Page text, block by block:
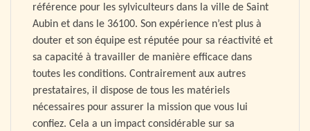
référence pour les sylviculteurs dans la ville de Saint
Aubin et dans le 36100. Son expérience n’est plus à
douter et son équipe est réputée pour sa réactivité et
sa capacité à travailler de manière efficace dans
toutes les conditions. Contrairement aux autres
prestataires, il dispose de tous les matériels
nécessaires pour assurer la mission que vous lui
confiez. Cela a un impact considérable sur sa